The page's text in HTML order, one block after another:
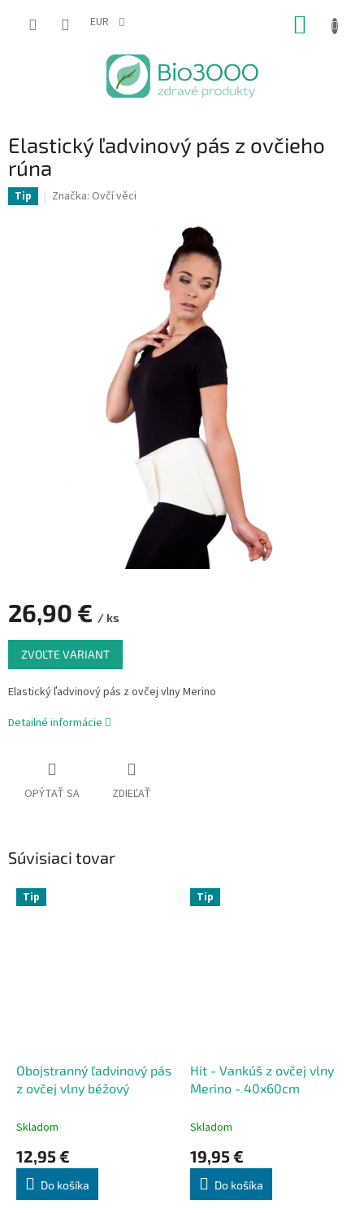
EUR
Elastický ľadvinový pás z ovčieho
rúna
Tip Značka: Ovčí věci
26,90 € / ks
Jednotková
cena:
ZVOĽTE VARIANT
Elastický ľadvinový pás z ovčej vlny Merino
Detailné informácie
OPÝTAŤ SA ZDIEĽAŤ
Súvisiaci tovar
Tip
Obojstranný ľadvinový pás
z ovčej vlny béžový
Skladom
12,95 €
Do košíka
Tip
Hit - Vankúš z ovčej vlny
Merino - 40x60cm
Skladom
19,95 €
Do košíka